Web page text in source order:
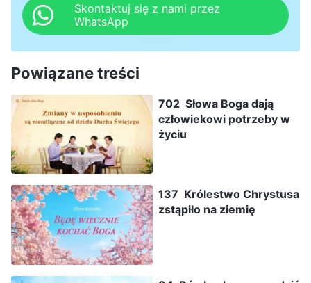
Skontaktuj się z nami przez
WhatsApp
Powiązane treści
702 Słowa Boga dają
człowiekowi potrzeby w
życiu
137 Królestwo Chrystusa
zstąpiło na ziemię